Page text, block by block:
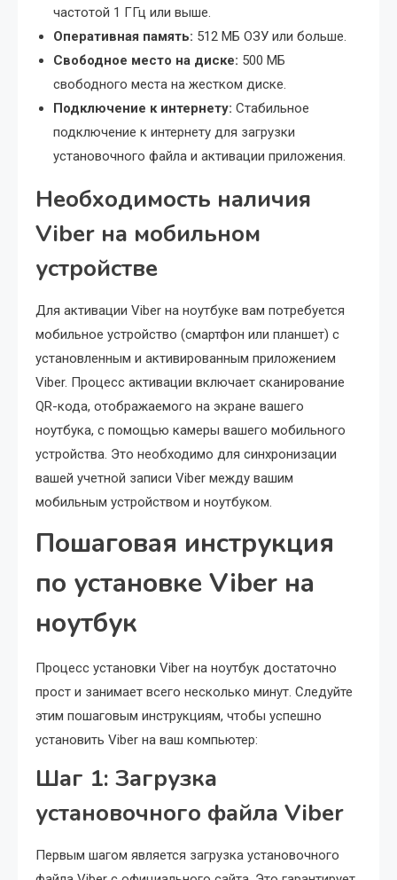
частотой 1 ГГц или выше.
Оперативная память: 512 МБ ОЗУ или больше.
Свободное место на диске: 500 МБ
свободного места на жестком диске.
Подключение к интернету: Стабильное
подключение к интернету для загрузки
установочного файла и активации приложения.
Необходимость наличия
Viber на мобильном
устройстве
Для активации Viber на ноутбуке вам потребуется
мобильное устройство (смартфон или планшет) с
установленным и активированным приложением
Viber. Процесс активации включает сканирование
QR-кода, отображаемого на экране вашего
ноутбука, с помощью камеры вашего мобильного
устройства. Это необходимо для синхронизации
вашей учетной записи Viber между вашим
мобильным устройством и ноутбуком.
Пошаговая инструкция
по установке Viber на
ноутбук
Процесс установки Viber на ноутбук достаточно
прост и занимает всего несколько минут. Следуйте
этим пошаговым инструкциям, чтобы успешно
установить Viber на ваш компьютер:
Шаг 1: Загрузка
установочного файла Viber
Первым шагом является загрузка установочного